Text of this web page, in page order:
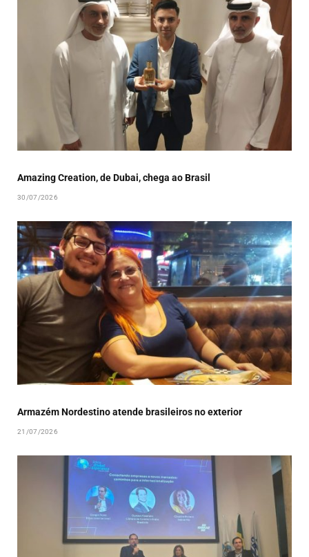
Amazing Creation, de Dubai, chega ao Brasil
30/07/2026
Armazém Nordestino atende brasileiros no exterior
21/07/2026